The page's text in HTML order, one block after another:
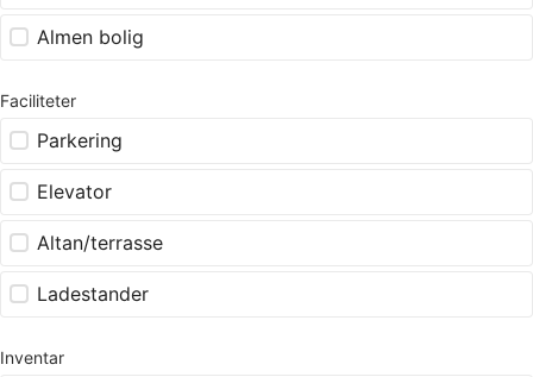
Almen bolig
Faciliteter
Parkering
Elevator
Altan/terrasse
Ladestander
Inventar